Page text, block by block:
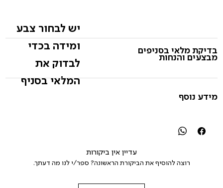
יש לבחור צבע
ומידה בכדי
לבדוק את
המלאי בסניף
בדיקת מלאי בסניפים
מבצעים והנחות
מידע נוסף
עדיין אין ביקורות
רוצה להוסיף את הביקורת הראשונה? ספר/י לנו מה דעתך.